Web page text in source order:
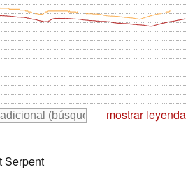
mostrar leyenda
Serpent